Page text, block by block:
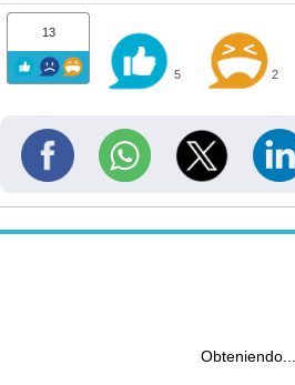
13
5 2
Obteniendo...